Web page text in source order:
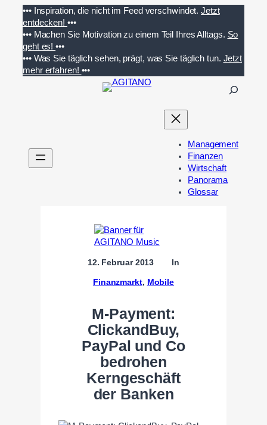
Inhalt
springen
••• Inspiration, die nicht im Feed verschwindet. Jetzt
entdecken! •••
••• Machen Sie Motivation zu einem Teil Ihres Alltags. So
geht es!•••
••• Was Sie täglich sehen, prägt, was Sie täglich tun. Jetzt
mehr erfahren! •••
n
Management
Finanzen
Wirtschaft
Panorama
Glossar
12. Februar 2013 In
Finanzmarkt, Mobile
M-Payment:
ClickandBuy,
PayPal und Co
bedrohen
Kerngeschäft
der Banken